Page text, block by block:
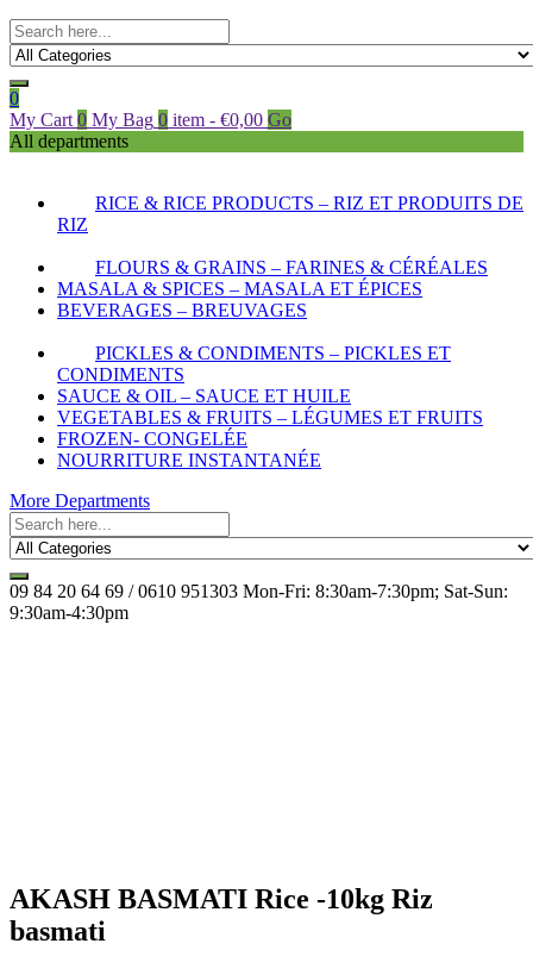
0
My Cart 0 My Bag 0 item - €0,00 Go
All departments
RICE & RICE PRODUCTS – RIZ ET PRODUITS DE
RIZ
FLOURS & GRAINS – FARINES & CÉRÉALES
MASALA & SPICES – MASALA ET ÉPICES
BEVERAGES – BREUVAGES
PICKLES & CONDIMENTS – PICKLES ET
CONDIMENTS
SAUCE & OIL – SAUCE ET HUILE
VEGETABLES & FRUITS – LÉGUMES ET FRUITS
FROZEN- CONGELÉE
NOURRITURE INSTANTANÉE
More Departments
09 84 20 64 69 / 0610 951303 Mon-Fri: 8:30am-7:30pm; Sat-Sun:
9:30am-4:30pm
AKASH BASMATI Rice -10kg Riz
basmati